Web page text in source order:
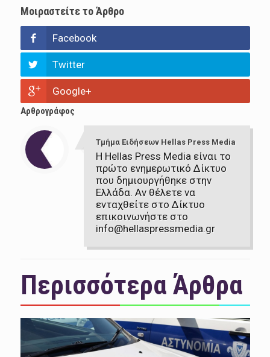
Μοιραστείτε το Άρθρο
Facebook
Twitter
Google+
Αρθρογράφος
Τμήμα Ειδήσεων Hellas Press Media
Η Hellas Press Media είναι το
πρώτο ενημερωτικό Δίκτυο
που δημιουργήθηκε στην
Ελλάδα. Αν θέλετε να
ενταχθείτε στο Δίκτυο
επικοινωνήστε στο
info@hellaspressmedia.gr
Περισσότερα Άρθρα